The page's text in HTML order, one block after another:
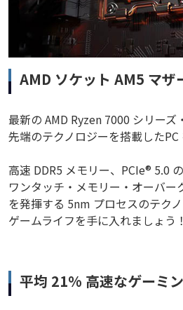
AMD ソケット AM5 マザ
最新の AMD Ryzen 7000 シリー
先端のテクノロジーを搭載したPC
高速 DDR5 メモリー、PCIe® 5.0
ワンタッチ・メモリー・オーバー
を発揮する 5nm プロセスのテク
ゲームライフを手に入れましょう！
平均 21% 高速なゲーミ